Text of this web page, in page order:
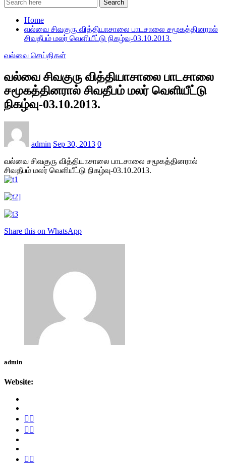
Search
Home
வல்வை சிவகுரு வித்தியாசாலை பாடசாலை சமூகத்தினரால்
சிவதீபம் மலர் வெளியீட்டு நிகழ்வு-03.10.2013.
வல்வை செய்திகள்
வல்வை சிவகுரு வித்தியாசாலை பாடசாலை
சமூகத்தினரால் சிவதீபம் மலர் வெளியீட்டு
நிகழ்வு-03.10.2013.
admin Sep 30, 2013 0
வல்வை சிவகுரு வித்தியாசாலை பாடசாலை சமூகத்தினரால்
சிவதீபம் மலர் வெளியீட்டு நிகழ்வு-03.10.2013.
Share this on WhatsApp
admin
Website: